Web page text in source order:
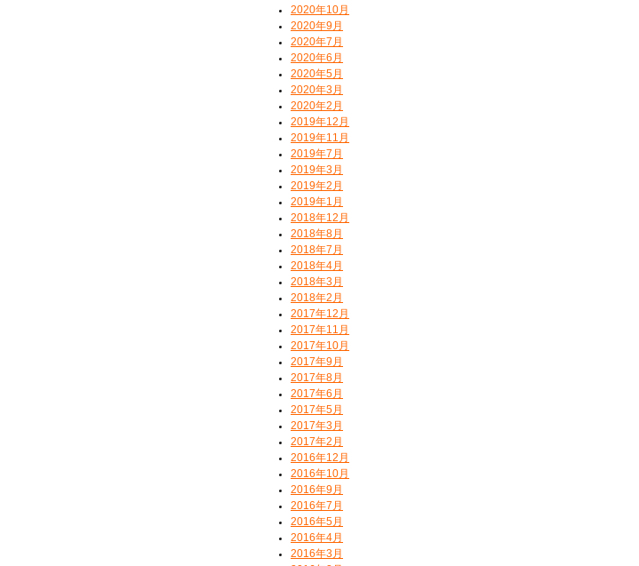
2020年10月
2020年9月
2020年7月
2020年6月
2020年5月
2020年3月
2020年2月
2019年12月
2019年11月
2019年7月
2019年3月
2019年2月
2019年1月
2018年12月
2018年8月
2018年7月
2018年4月
2018年3月
2018年2月
2017年12月
2017年11月
2017年10月
2017年9月
2017年8月
2017年6月
2017年5月
2017年3月
2017年2月
2016年12月
2016年10月
2016年9月
2016年7月
2016年5月
2016年4月
2016年3月